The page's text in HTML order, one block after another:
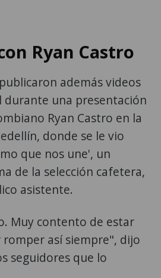
Ryan Castro
además videos
durante una presentación
Ryan Castro en la
donde se le vio
que nos une', un
de la selección cafetera,
asistente.
Muy contento de estar
romper así siempre", dijo
seguidores que lo